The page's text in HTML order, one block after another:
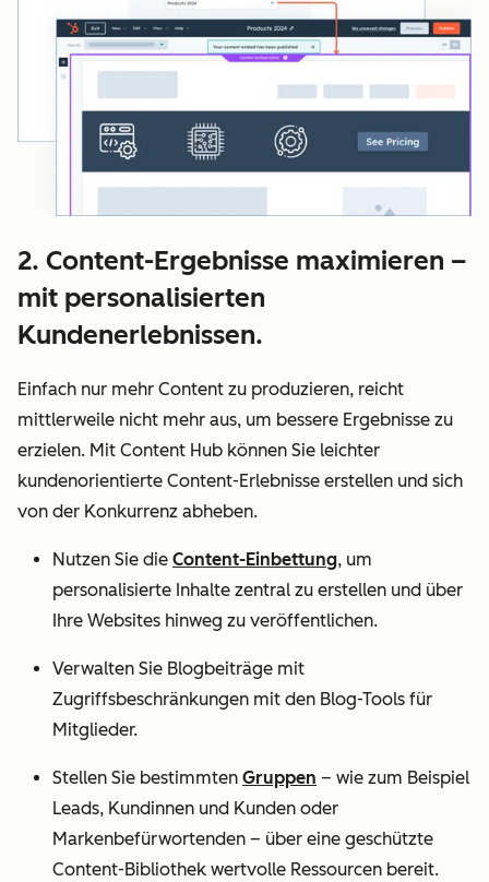
2. Content-Ergebnisse maximieren –
mit personalisierten
Kundenerlebnissen.
Einfach nur mehr Content zu produzieren, reicht
mittlerweile nicht mehr aus, um bessere Ergebnisse zu
erzielen. Mit Content Hub können Sie leichter
kundenorientierte Content-Erlebnisse erstellen und sich
von der Konkurrenz abheben.
Nutzen Sie die Content-Einbettung, um
personalisierte Inhalte zentral zu erstellen und über
Ihre Websites hinweg zu veröffentlichen.
Verwalten Sie Blogbeiträge mit
Zugriffsbeschränkungen mit den Blog-Tools für
Mitglieder.
Stellen Sie bestimmten Gruppen – wie zum Beispiel
Leads, Kundinnen und Kunden oder
Markenbefürwortenden – über eine geschützte
Content-Bibliothek wertvolle Ressourcen bereit.